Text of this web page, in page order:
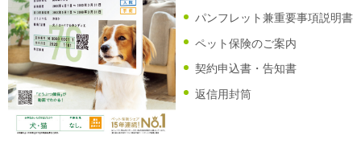
パンフレット兼重要事項説明書
ペット保険のご案内
契約申込書・告知書
返信用封筒